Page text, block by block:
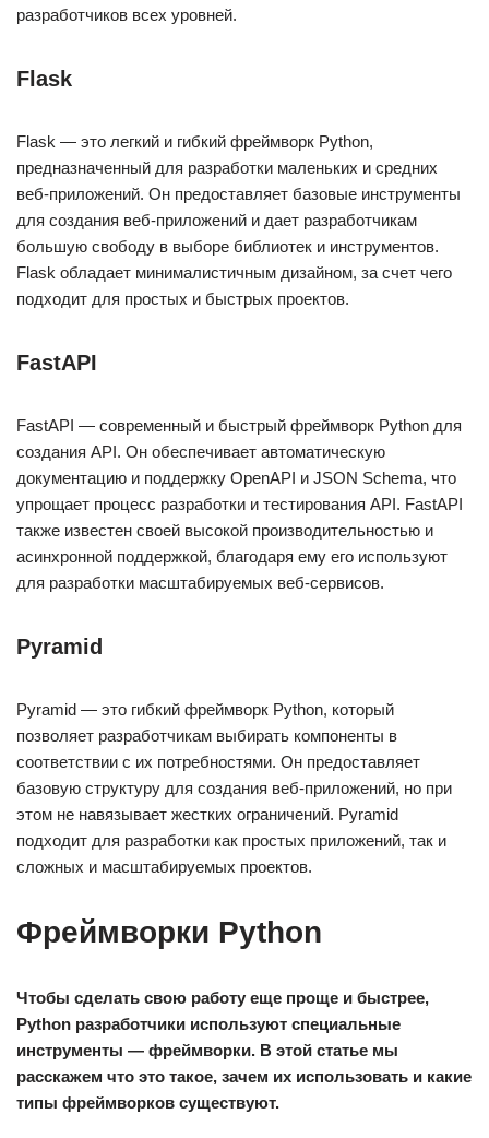
разработчиков всех уровней.
Flask
Flask — это легкий и гибкий фреймворк Python,
предназначенный для разработки маленьких и средних
веб-приложений. Он предоставляет базовые инструменты
для создания веб-приложений и дает разработчикам
большую свободу в выборе библиотек и инструментов.
Flask обладает минималистичным дизайном, за счет чего
подходит для простых и быстрых проектов.
FastAPI
FastAPI — современный и быстрый фреймворк Python для
создания API. Он обеспечивает автоматическую
документацию и поддержку OpenAPI и JSON Schema, что
упрощает процесс разработки и тестирования API. FastAPI
также известен своей высокой производительностью и
асинхронной поддержкой, благодаря ему его используют
для разработки масштабируемых веб-сервисов.
Pyramid
Pyramid — это гибкий фреймворк Python, который
позволяет разработчикам выбирать компоненты в
соответствии с их потребностями. Он предоставляет
базовую структуру для создания веб-приложений, но при
этом не навязывает жестких ограничений. Pyramid
подходит для разработки как простых приложений, так и
сложных и масштабируемых проектов.
Фреймворки Python
Чтобы сделать свою работу еще проще и быстрее,
Python разработчики используют специальные
инструменты — фреймворки. В этой статье мы
расскажем что это такое, зачем их использовать и какие
типы фреймворков существуют.